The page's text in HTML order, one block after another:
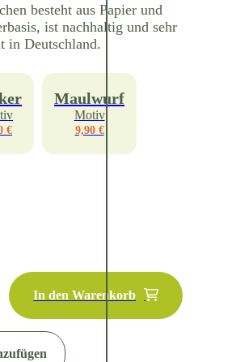
besteht aus Papier und
ist nachhaltig und sehr
in Deutschland.
€
Maulwurf
Motiv
9,90 €
In den Warenkorb